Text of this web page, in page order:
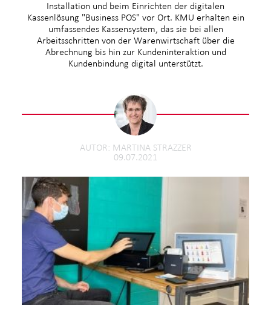
Installation und beim Einrichten der digitalen
Kassenlösung "Business POS" vor Ort. KMU erhalten ein
umfassendes Kassensystem, das sie bei allen
Arbeitsschritten von der Warenwirtschaft über die
Abrechnung bis hin zur Kundeninteraktion und
Kundenbindung digital unterstützt.
09.07.2021
AUTOR MARTINA STRAZZER